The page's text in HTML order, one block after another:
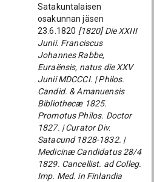
Satakuntalaisen
osakunnan jäsen
23.6.1820 [1820] Die XXIII
Junii. Franciscus
Johannes Rabbe,
Euraënsis, natus die XXV
Junii MDCCCI. | Philos.
Candid. & Amanuensis
Bibliothecæ 1825.
Promotus Philos. Doctor
1827. | Curator Div.
Satacund 1828-1832. |
Medicinæ Candidatus 28/4
1829. Cancellist. ad Colleg.
Imp. Med. in Finlandia